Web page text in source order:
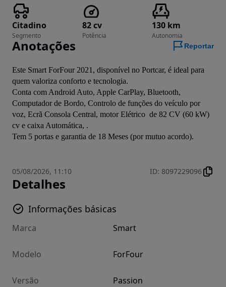
Citadino
Segmento
82 cv
Potência
130 km
Autonomia
Anotações Reportar
Este Smart ForFour 2021, disponível no Portcar, é ideal para
quem valoriza conforto e tecnologia.
Conta com Android Auto, Apple CarPlay, Bluetooth,
Computador de Bordo, Controlo de funções do veículo por
voz, Ecrã Consola Central, motor Elétrico  de 82 CV (60 kW)
cv e caixa Automática, .
Tem 5 portas e garantia de 18 Meses (por mutuo acordo).
05/08/2026, 11:10 ID: 8097229096
Detalhes
Informações básicas
Marca Smart
Modelo ForFour
Versão Passion